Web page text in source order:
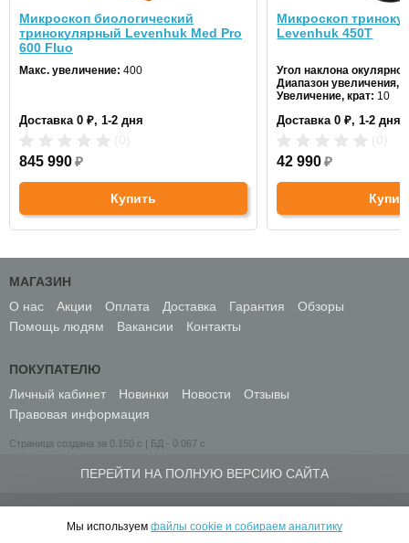
Микроскоп биологический
тринокулярный Levenhuk Med Pro
600 Fluo
Макс. увеличение: 400
Доставка 0 ₽, 1-2 дня
845 990₽
Купить
Микроскоп
Levenhuk 450T
Угол наклона
Диапазон увеличения,
Увеличение, крат: 10
Доставка 0 ₽, 1-2 дня
42 990 ₽
МАГАЗИН
О нас
Акции Оплата Доставка Гарантия
Обзоры
Помощь людям
Вакансии Контакты
ПОКУПАТЕЛЮ
Личный кабинет
Новинки Новости
Отзывы
Правовая информация
Страница создана за 0.150 с | БД - 0.067 с
ПЕРЕЙТИ НА ПОЛНУЮ ВЕРСИЮ САЙТА
Мы используем файлы cookie и собираем аналитику